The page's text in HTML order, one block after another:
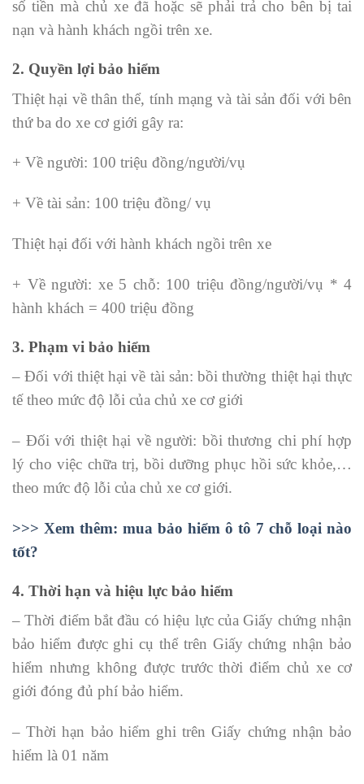
số tiền mà chủ xe đã hoặc sẽ phải trả cho bên bị tai
nạn và hành khách ngồi trên xe.
2. Quyền lợi bảo hiểm
Thiệt hại về thân thể, tính mạng và tài sản đối với bên
thứ ba do xe cơ giới gây ra:
+ Về người: 100 triệu đồng/người/vụ
+ Về tài sản: 100 triệu đồng/ vụ
Thiệt hại đối với hành khách ngồi trên xe
+ Về người: xe 5 chỗ: 100 triệu đồng/người/vụ * 4
hành khách = 400 triệu đồng
3. Phạm vi bảo hiểm
– Đối với thiệt hại về tài sản: bồi thường thiệt hại thực
tế theo mức độ lỗi của chủ xe cơ giới
– Đối với thiệt hại về người: bồi thương chi phí hợp
lý cho việc chữa trị, bồi dưỡng phục hồi sức khỏe,…
theo mức độ lỗi của chủ xe cơ giới.
>>> Xem thêm: mua bảo hiểm ô tô 7 chỗ loại nào
tốt?
4. Thời hạn và hiệu lực bảo hiểm
– Thời điểm bắt đầu có hiệu lực của Giấy chứng nhận
bảo hiểm được ghi cụ thể trên Giấy chứng nhận bảo
hiểm nhưng không được trước thời điểm chủ xe cơ
giới đóng đủ phí bảo hiểm.
– Thời hạn bảo hiểm ghi trên Giấy chứng nhận bảo
hiểm là 01 năm